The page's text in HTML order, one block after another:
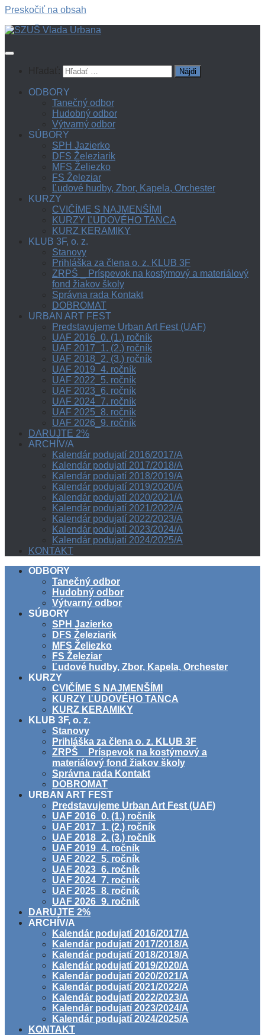
Preskočiť na obsah
ODBORY
Tanečný odbor
Hudobný odbor
Výtvarný odbor
SÚBORY
SPH Jazierko
DFS Železiarik
MFS Želiezko
FS Železiar
Ľudové hudby, Zbor, Kapela, Orchester
KURZY
CVIČÍME S NAJMENŠÍMI
KURZY ĽUDOVÉHO TANCA
KURZ KERAMIKY
KLUB 3F, o. z.
Stanovy
Prihláška za člena o. z. KLUB 3F
ZRPŠ _ Príspevok na kostýmový a materiálový
fond žiakov školy
Správna rada Kontakt
DOBROMAT
URBAN ART FEST
Predstavujeme Urban Art Fest (UAF)
UAF 2016_0. (1.) ročník
UAF 2017_1. (2.) ročník
UAF 2018_2. (3.) ročník
UAF 2019_4. ročník
UAF 2022_5. ročník
UAF 2023_6. ročník
UAF 2024_7. ročník
UAF 2025_8. ročník
UAF 2026_9. ročník
DARUJTE 2%
ARCHÍV/A
Kalendár podujatí 2016/2017/A
Kalendár podujatí 2017/2018/A
Kalendár podujatí 2018/2019/A
Kalendár podujatí 2019/2020/A
Kalendár podujatí 2020/2021/A
Kalendár podujatí 2021/2022/A
Kalendár podujatí 2022/2023/A
Kalendár podujatí 2023/2024/A
Kalendár podujatí 2024/2025/A
KONTAKT
ODBORY
Tanečný odbor
Hudobný odbor
Výtvarný odbor
SÚBORY
SPH Jazierko
DFS Železiarik
MFS Želiezko
FS Železiar
Ľudové hudby, Zbor, Kapela, Orchester
KURZY
CVIČÍME S NAJMENŠÍMI
KURZY ĽUDOVÉHO TANCA
KURZ KERAMIKY
KLUB 3F, o. z.
Stanovy
Prihláška za člena o. z. KLUB 3F
ZRPŠ _ Príspevok na kostýmový a
materiálový fond žiakov školy
Správna rada Kontakt
DOBROMAT
URBAN ART FEST
Predstavujeme Urban Art Fest (UAF)
UAF 2016_0. (1.) ročník
UAF 2017_1. (2.) ročník
UAF 2018_2. (3.) ročník
UAF 2019_4. ročník
UAF 2022_5. ročník
UAF 2023_6. ročník
UAF 2024_7. ročník
UAF 2025_8. ročník
UAF 2026_9. ročník
DARUJTE 2%
ARCHÍV/A
Kalendár podujatí 2016/2017/A
Kalendár podujatí 2017/2018/A
Kalendár podujatí 2018/2019/A
Kalendár podujatí 2019/2020/A
Kalendár podujatí 2020/2021/A
Kalendár podujatí 2021/2022/A
Kalendár podujatí 2022/2023/A
Kalendár podujatí 2023/2024/A
Kalendár podujatí 2024/2025/A
KONTAKT